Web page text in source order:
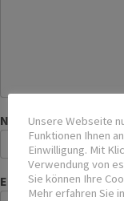
Name*
E-Mail-Adresse*
Unsere Webseite
Funktionen Ihnen
Einwilligung. Mit
Verwendung von
Sie können Ihre
Mehr erfahren Sie